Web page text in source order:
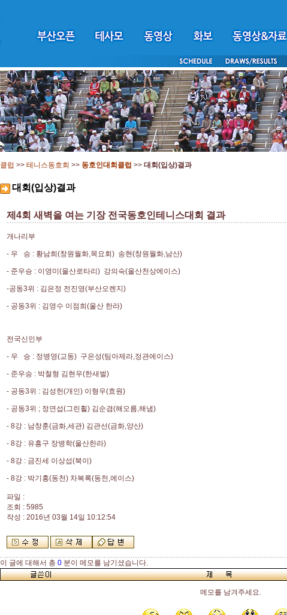
클럽 >> 테니스동호회 >> 동호인대회클럽 >> 대회(입상)결과
대회(입상)결과
제4회 새벽을 여는 기장 전국동호인테니스대회 결과
개나리부
- 우 승 : 황남희(창원월화,목요회) 송현(창원월화,남산)
- 준우승 : 이영미(울산로타리) 강의숙(울산천상에이스)
-공동3위 : 김은정 전진영(부산오렌지)
- 공동3위 : 김영수 이점희(울산 한라)
전국신인부
- 우 승 : 정병영(교동) 구은성(팀아제라,정관에이스)
- 준우승 : 박철형 김현우(한새벌)
- 공동3위 : 김성헌(개인) 이형우(효원)
- 공동3위 ; 정연섭(그린휠) 김순겸(해오름,해냄)
- 8강 : 남창훈(금화,세관) 김관선(금화,양산)
- 8강 : 유흥구 장병학(울산한라)
- 8강 : 금진세 이상섭(북이)
- 8강 : 박기홍(동천) 차복록(동천,에이스)
파일 :
조회 : 5985
작성 : 2016년 03월 14일 10:12:54
이 글에 대해서 총 0 분이 메모를 남기셨습니다.
메모를 남겨주세요.